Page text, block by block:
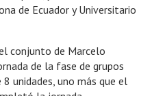
de Ecuador y Universitario
conjunto de Marcelo
de la fase de grupos
unidades, uno más que el